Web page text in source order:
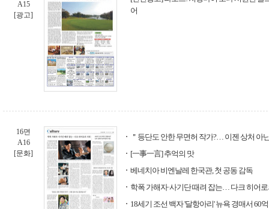
A15
[광고]
어
16면
A16
[문화]
＂등단도 안한 무면허 작가?… 이젠 상처 아
[一事一言] 추억의 맛
베네치아 비엔날레 한국관, 첫 공동 감독
학폭 가해자·사기단 때려 잡는… 다크 히어
18세기 조선 백자 '달항아리' 뉴욕 경매서 60